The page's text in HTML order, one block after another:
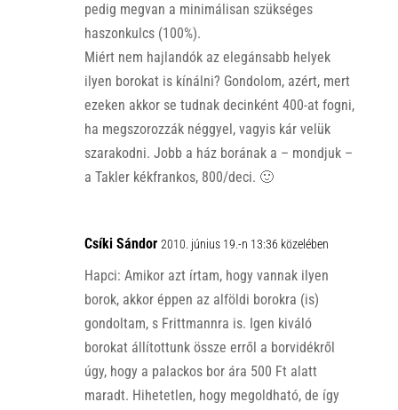
pedig megvan a minimálisan szükséges
haszonkulcs (100%).
Miért nem hajlandók az elegánsabb helyek
ilyen borokat is kínálni? Gondolom, azért, mert
ezeken akkor se tudnak decinként 400-at fogni,
ha megszorozzák néggyel, vagyis kár velük
szarakodni. Jobb a ház borának a – mondjuk –
a Takler kékfrankos, 800/deci. 🙂
Csíki Sándor 2010. június 19.-n 13:36 közelében
Hapci: Amikor azt írtam, hogy vannak ilyen
borok, akkor éppen az alföldi borokra (is)
gondoltam, s Frittmannra is. Igen kiváló
borokat állítottunk össze erről a borvidékről
úgy, hogy a palackos bor ára 500 Ft alatt
maradt. Hihetetlen, hogy megoldható, de így